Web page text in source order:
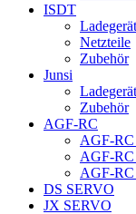
ISDT
Netzteile
Zubehör
Junsi
Ladegerät
Zubehör
AGF-RC
AGF-
AGF-RC
AGF-RC
DS SERVO
JX SERVO